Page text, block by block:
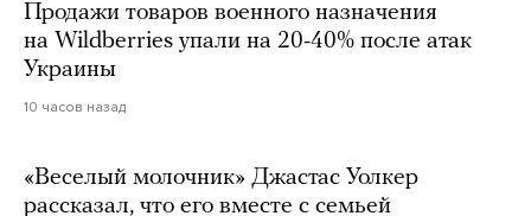
Продажи товаров военного назначения
на Wildberries упали на 20-40% после атак
Украины
10 часов назад
«Веселый молочник» Джастас Уолкер
рассказал, что его вместе с семьей